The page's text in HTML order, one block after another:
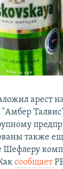
РАССЫЛКУ
арест
"Амбер
также
Шефлеру
сообщает